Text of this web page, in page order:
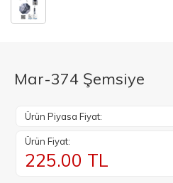
Mar-374 Şemsiye
Ürün Piyasa Fiyat:
Ürün Fiyat:
225.00 TL